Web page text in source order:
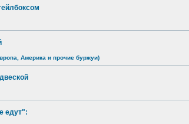
Америка и прочие буржуи)
едут":